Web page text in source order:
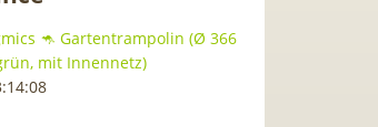
🦘 Gartentrampolin (Ø 366
mit Innennetz)